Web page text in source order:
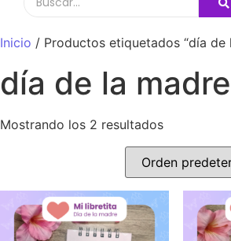
Inicio / Productos etiquetados “día de
día de la madre
Mostrando los 2 resultados